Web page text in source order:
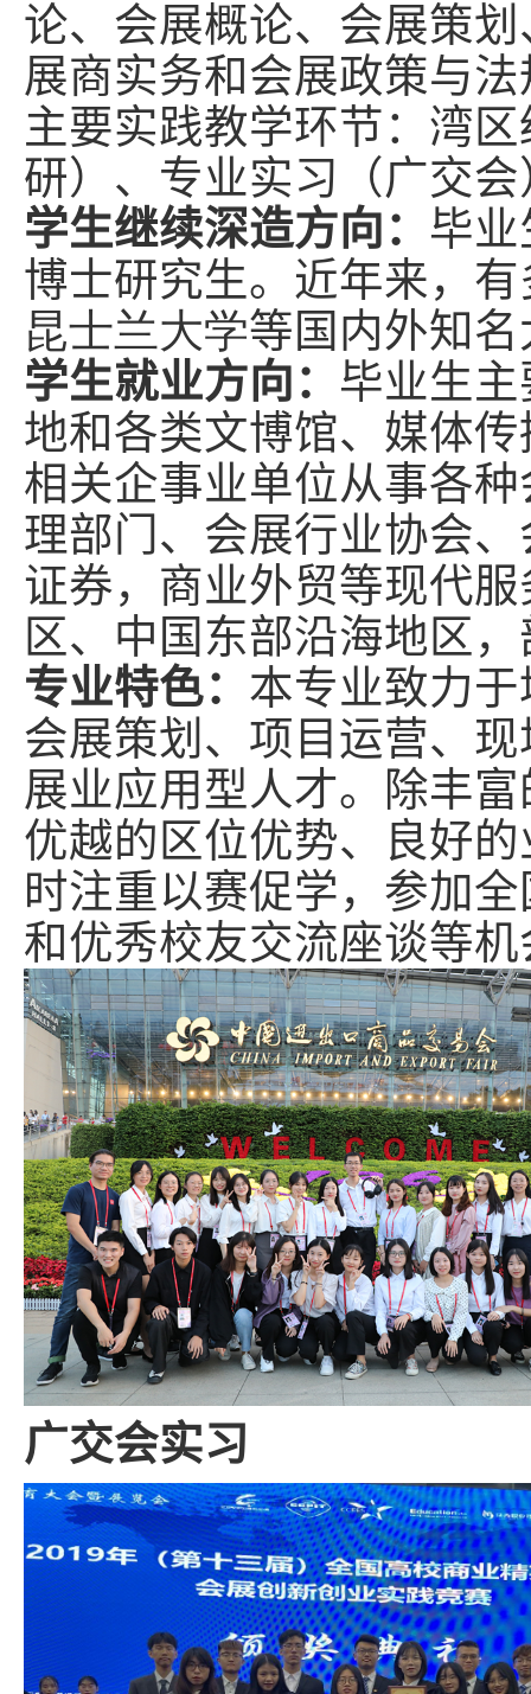
论、会展概论、会展策
展商实务和会展政策与法
主要实践教学环节：湾
研）、专业实习（广交
学生继续深造方向： 毕
博士研究生。近年来，
昆士兰大学等国内外知
学生就业方向： 毕业生
地和各类文博馆、媒体
相关企事业单位从事各
理部门、会展行业协会
证券，商业外贸等现代
区、中国东部沿海地区
专业特色： 本专业致力
会展策划、项目运营、
展业应用型人才。除丰
优越的区位优势、良好
时注重以赛促学，参加
和优秀校友交流座谈等机
广交会实习